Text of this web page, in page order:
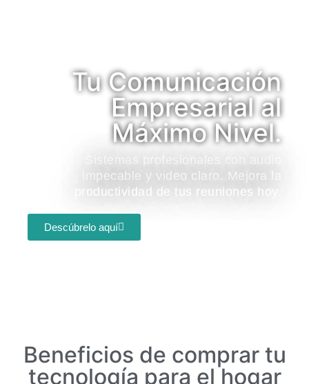
Tu Comunicación
Empresarial al
Máximo Nivel.
Sistemas profesionales con audio
impecable y video claro. Mejora la
productividad de tus reuniones hoy.
Descúbrelo aquí
Beneficios de comprar tu
tecnología para el hogar